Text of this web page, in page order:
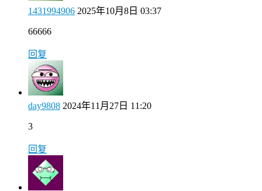
1431994906 2025年10月8日 03:37
66666
回复
day9808 2024年11月27日 11:20
3
回复